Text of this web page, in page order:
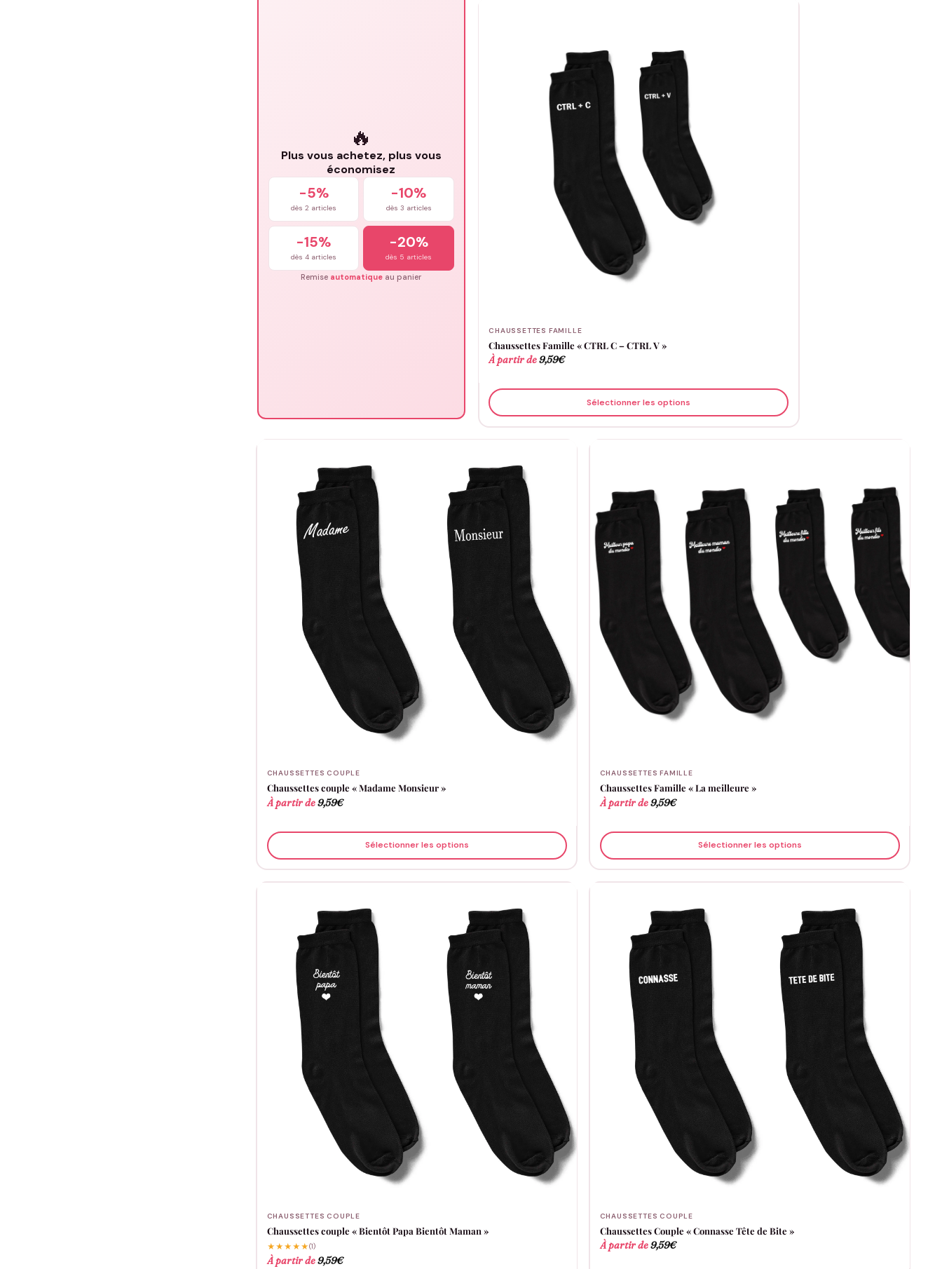
🔥
Plus vous achetez, plus vous
économisez
-5%
dès 2 articles
-10%
dès 3 articles
-15%
dès 4 articles
-20%
dès 5 articles
Remise automatique au panier
CHAUSSETTES FAMILLE
Chaussettes Famille « CTRL C – CTRL V »
À partir de9,59€
Sélectionner les options
CHAUSSETTES COUPLE
Chaussettes couple « Madame Monsieur »
À partir de9,59€
Sélectionner les options
CHAUSSETTES FAMILLE
Chaussettes Famille « La meilleure »
À partir de9,59€
Sélectionner les options
CHAUSSETTES COUPLE
Chaussettes couple « Bientôt Papa Bientôt Maman »
★★★★★(1)
À partir de9,59€
CHAUSSETTES COUPLE
Chaussettes Couple « Connasse Tête de Bite »
À partir de9,59€